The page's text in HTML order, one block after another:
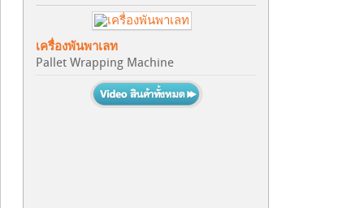
เครื่องพันพาเลท
Pallet Wrapping Machine